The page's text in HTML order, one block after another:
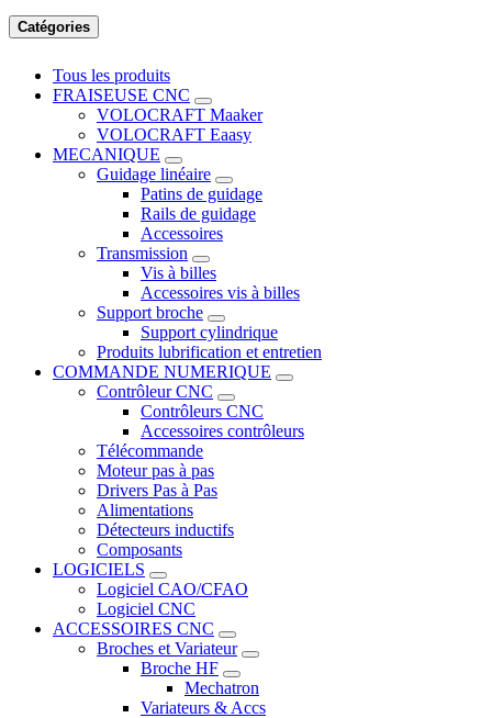
Catégories
Tous les produits
FRAISEUSE CNC
VOLOCRAFT Maaker
VOLOCRAFT Eaasy
MECANIQUE
Guidage linéaire
Patins de guidage
Rails de guidage
Accessoires
Transmission
Vis à billes
Accessoires vis à billes
Support broche
Support cylindrique
Produits lubrification et entretien
COMMANDE NUMERIQUE
Contrôleur CNC
Contrôleurs CNC
Accessoires contrôleurs
Télécommande
Moteur pas à pas
Drivers Pas à Pas
Alimentations
Détecteurs inductifs
Composants
LOGICIELS
Logiciel CAO/CFAO
Logiciel CNC
ACCESSOIRES CNC
Broches et Variateur
Broche HF
Mechatron
Variateurs & Accs